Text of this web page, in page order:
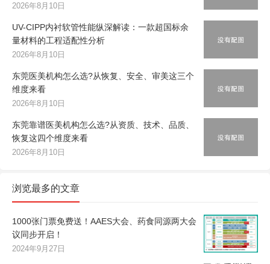
2026年8月10日
UV-CIPP内衬软管性能纵深解读：一款超国标余
量材料的工程适配性分析
2026年8月10日
东莞医美机构怎么选?从恢复、安全、审美这三个
维度来看
2026年8月10日
东莞靠谱医美机构怎么选?从资质、技术、品质、
恢复这四个维度来看
2026年8月10日
浏览最多的文章
1000张门票免费送！AAES大会、药食同源两大会
议同步开启！
2024年9月27日